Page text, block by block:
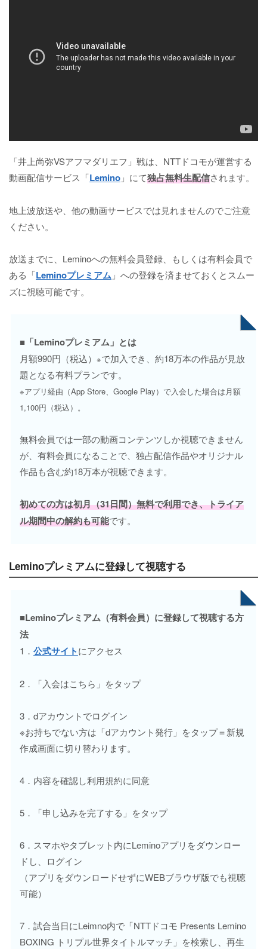
「井上尚弥VSアフマダリエフ」戦は、NTTドコモが運営する
動画配信サービス「Lemino 」にて独占無料生配信されます。
地上波放送や、他の動画サービスでは見れませんのでご注意
ください。
放送までに、Leminoへの無料会員登録、もしくは有料会員で
ある「Leminoプレミアム 」への登録を済ませておくとスムー
ズに視聴可能です。
■「Leminoプレミアム」とは
月額990円（税込） ※で加入でき、約18万本の作品が見放
題となる有料プランです。
※アプリ経由（App Store、Google Play）で入会した場合は月額
1,100円（税込）。
無料会員では一部の動画コンテンツしか視聴できません
が、有料会員になることで、独占配信作品やオリジナル
作品も含む約18万本が視聴できます。
初めての方は初月（31日間）無料で利用でき、トライア
ル期間中の解約も可能です。
Leminoプレミアムに登録して視聴する
■Leminoプレミアム（有料会員）に登録して視聴する方
法
1． 公式サイトにアクセス
2．「入会はこちら」をタップ
3．dアカウントでログイン
※お持ちでない方は「dアカウント発行」をタップ＝新規
作成画面に切り替わります。
4．内容を確認し利用規約に同意
5．「申し込みを完了する」をタップ
6．スマホやタブレット内にLeminoアプリをダウンロー
ドし、ログイン
（アプリをダウンロードせずにWEBブラウザ版でも視聴
可能）
7．試合当日にLeimno内で「NTTドコモ Presents Lemino
BOXING トリプル世界タイトルマッチ」を検索し、再生